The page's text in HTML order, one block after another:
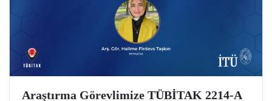
Araştırma Görevlimize TÜBİTAK 2214-A